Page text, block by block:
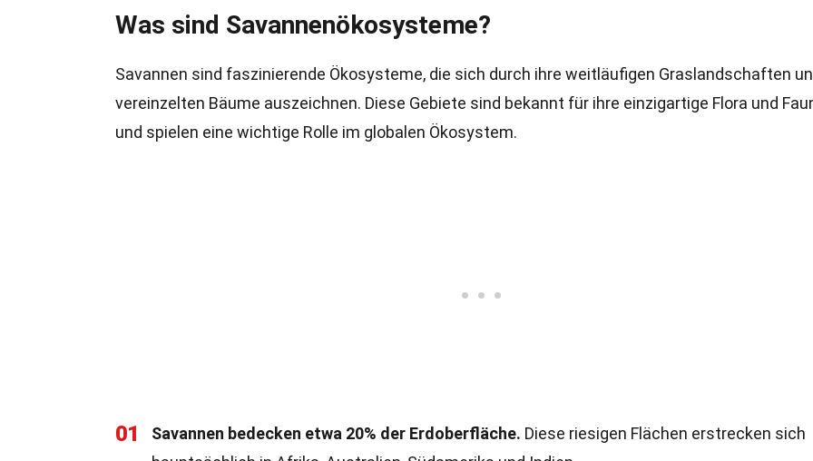
Was sind Savannenökosysteme?
Savannen sind faszinierende Ökosysteme, die sich durch ihre weitläufigen Graslandschaften
vereinzelten Bäume auszeichnen. Diese Gebiete sind bekannt für ihre einzigartige Flora und
und spielen eine wichtige Rolle im globalen Ökosystem.
01 Savannen bedecken etwa 20% der Erdoberfläche. Diese riesigen Flächen erstrecken sich